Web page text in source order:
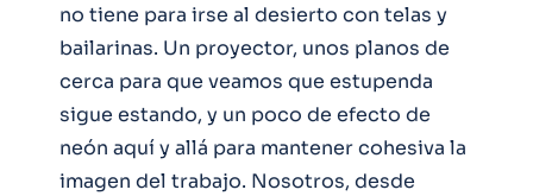
no tiene para irse al desierto con telas y
bailarinas. Un proyector, unos planos de
cerca para que veamos que estupenda
sigue estando, y un poco de efecto de
neón aquí y allá para mantener cohesiva la
imagen del trabajo. Nosotros, desde